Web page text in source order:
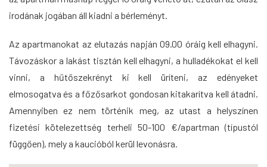
irodának jogában áll kiadni a bérleményt.
Az apartmanokat az elutazás napján 09.00 óráig kell elhagyni.
Távozáskor a lakást tisztán kell elhagyni, a hulladékokat el kell
vinni, a hűtőszekrényt ki kell üríteni, az edényeket
elmosogatva és a főzősarkot gondosan kitakarítva kell átadni.
Amennyiben ez nem történik meg, az utast a helyszínen
fizetési kötelezettség terheli 50-100 €/apartman (típustól
függően), mely a kaucióból kerül levonásra.